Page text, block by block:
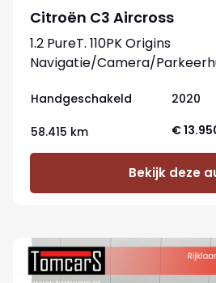
Citroën C3 Aircross
1.2 PureT. 110PK Origins
Navigatie/Camera/
Handgeschakeld 2020
58.415 km €
Bekijk deze